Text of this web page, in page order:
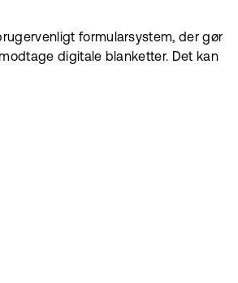
formularsystem, der gør
digitale blanketter. Det kan